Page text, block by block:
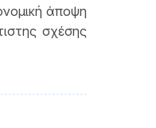
άποψη
σχέσης